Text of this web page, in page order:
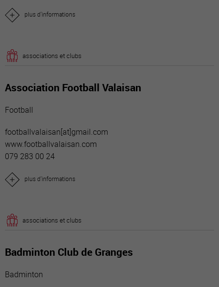
plus d'informations
associations et clubs
Association Football Valaisan
Football
footballvalaisan[at]gmail.com
www.footballvalaisan.com
079 283 00 24
plus d'informations
associations et clubs
Badminton Club de Granges
Badminton